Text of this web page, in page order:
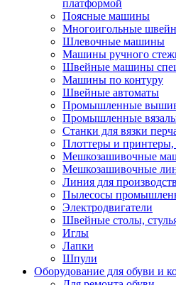
платформой
Поясные машины
Многоигольные
Шлевочные машины
Машины ручного
Швейные машины
Машины по контуру
Швейные автоматы
Промышленные
Промышленные
Станки для вязки
Плоттеры и
Мешкозашивочные
Мешкозашивочные
Линия для
Пылесосы
Электродвигатели
Швейные столы,
Иглы
Лапки
Шпули
Оборудование для обуви и